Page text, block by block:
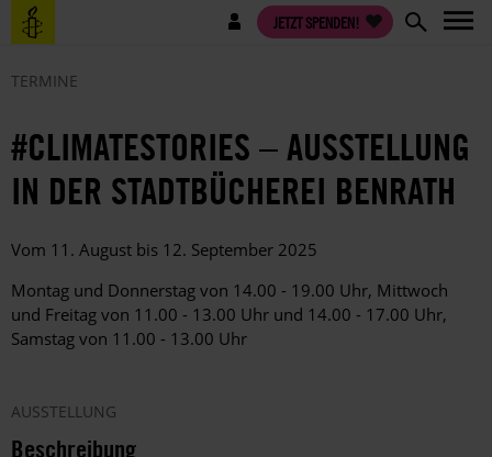
Direkt
zum
Benutzermenü JETZT SPENDEN!
TERMINE
#CLIMATESTORIES – AUSSTELLUNG
IN DER STADTBÜCHEREI BENRATH
Vom 11. August bis 12. September 2025
Montag und Donnerstag von 14.00 - 19.00 Uhr, Mittwoch
und Freitag von 11.00 - 13.00 Uhr und 14.00 - 17.00 Uhr,
Samstag von 11.00 - 13.00 Uhr
AUSSTELLUNG
Beschreibung